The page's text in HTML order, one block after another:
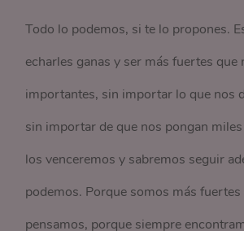
Todo lo podemos, si te lo propones.
echarles ganas y ser más fuertes que
importantes, sin importar lo que nos
sin importar de que nos pongan
los venceremos y sabremos seguir
podemos. Porque somos más fuertes
pensamos, porque siempre